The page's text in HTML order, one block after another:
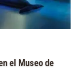
el Museo de